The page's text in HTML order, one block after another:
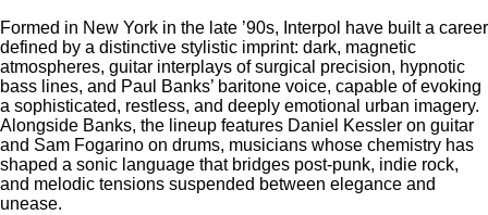
Formed in New York in the late ’90s, Interpol have built a career
defined by a distinctive stylistic imprint: dark, magnetic
atmospheres, guitar interplays of surgical precision, hypnotic
bass lines, and Paul Banks’ baritone voice, capable of evoking
a sophisticated, restless, and deeply emotional urban imagery.
Alongside Banks, the lineup features Daniel Kessler on guitar
and Sam Fogarino on drums, musicians whose chemistry has
shaped a sonic language that bridges post-punk, indie rock,
and melodic tensions suspended between elegance and
unease.